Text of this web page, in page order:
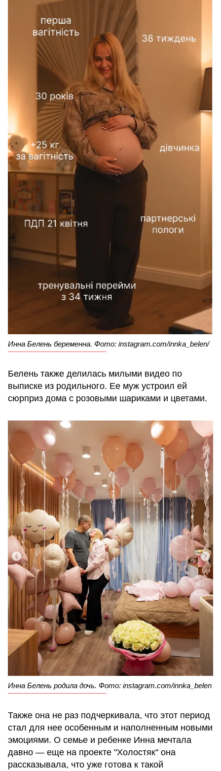
Инна Белень беременна. Фото: instagram.com/innka_belen/
Белень также делилась милыми видео по
выписке из родильного. Ее муж устроил ей
сюрприз дома с розовыми шариками и цветами.
Инна Белень родила дочь. Фото: instagram.com/innka_belen
Также она не раз подчеркивала, что этот период
стал для нее особенным и наполненным новыми
эмоциями. О семье и ребенке Инна мечтала
давно — еще на проекте "Холостяк" она
рассказывала, что уже готова к такой